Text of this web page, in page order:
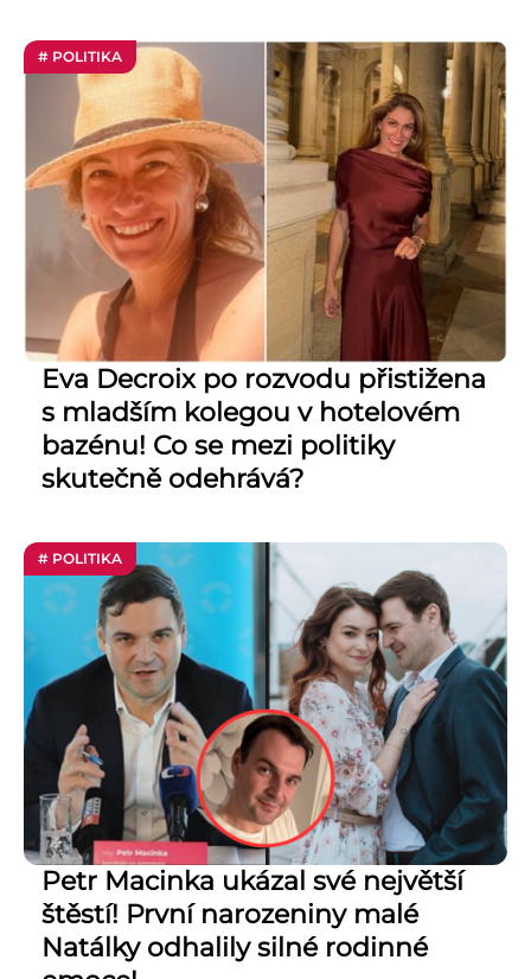
# POLITIKA
Eva Decroix po rozvodu přistižena
s mladším kolegou v hotelovém
bazénu! Co se mezi politiky
skutečně odehrává?
# POLITIKA
Petr Macinka ukázal své největší
štěstí! První narozeniny malé
Natálky odhalily silné rodinné